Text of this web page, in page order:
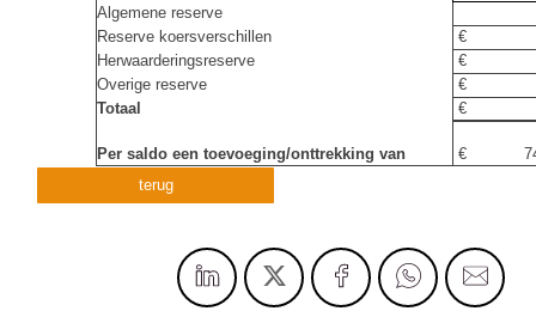
Algemene reserve
Reserve koersverschillen
€
Herwaarderingsreserve
€
Overige reserve
€
Totaal
€
Per saldo een toevoeging/onttrekking van
€
terug